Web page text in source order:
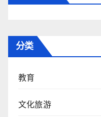
分类
教育
文化旅游